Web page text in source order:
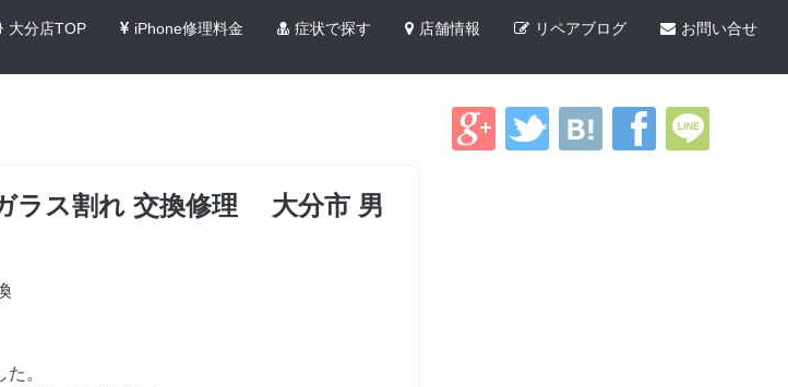
大分店TOP iPhone修理料金 症状で探す 店舗情報 リペアブログ お問い合せ
ラス割れ 交換修理 大分市 男
。